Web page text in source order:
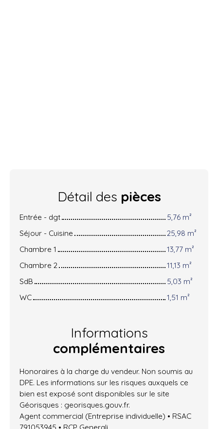
Détail des pièces
Entrée - dgt
5,76 m²
Séjour - Cuisine
25,98 m²
Chambre 1
13,77 m²
Chambre 2
11,13 m²
SdB
5,03 m²
WC
1,51 m²
Informations
complémentaires
Honoraires à la charge du vendeur. Non soumis au
DPE. Les informations sur les risques auxquels ce
bien est exposé sont disponibles sur le site
Géorisques : georisques.gouv.fr.
Agent commercial (Entreprise individuelle) • RSAC
791053945 • RCP Generali